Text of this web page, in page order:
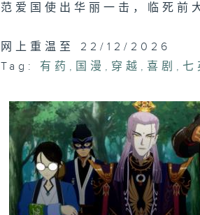
范爱国使出华丽一击，临死前
网上重温至 22/12/2026
Tag:
有药 , 国漫 , 穿越 ,喜剧 ,七